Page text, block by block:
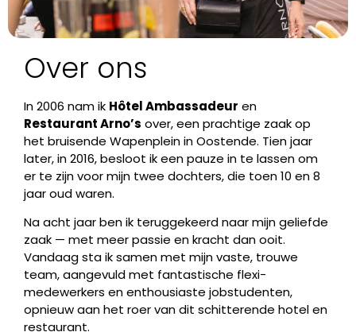
Over ons
In 2006 nam ik Hôtel Ambassadeur en
Restaurant Arno’s over, een prachtige zaak op
het bruisende Wapenplein in Oostende. Tien jaar
later, in 2016, besloot ik een pauze in te lassen om
er te zijn voor mijn twee dochters, die toen 10 en 8
jaar oud waren.
Na acht jaar ben ik teruggekeerd naar mijn geliefde
zaak — met meer passie en kracht dan ooit.
Vandaag sta ik samen met mijn vaste, trouwe
team, aangevuld met fantastische flexi-
medewerkers en enthousiaste jobstudenten,
opnieuw aan het roer van dit schitterende hotel en
restaurant.